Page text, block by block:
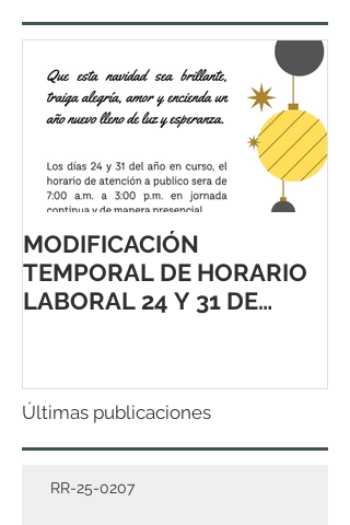
MODIFICACIÓN
TEMPORAL DE HORARIO
LABORAL 24 Y 31 DE
Últimas publicaciones
RR-25-0207